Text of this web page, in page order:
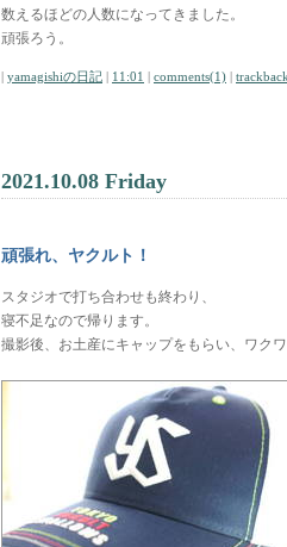
数えるほどの人数になってきました。
頑張ろう。
| yamagishiの日記 | 11:01 | comments(1) |
2021.10.08 Friday
頑張れ、ヤクルト！
スタジオで打ち合わせも終わり、
寝不足なので帰ります。
撮影後、お土産にキャップをもらい、ワクワ